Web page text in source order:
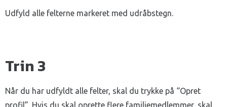
Udfyld alle felterne markeret med udråbstegn.
Trin 3
Når du har udfyldt alle felter, skal du trykke på “Opret
profil”. Hvis du skal oprette flere familiemedlemmer, skal